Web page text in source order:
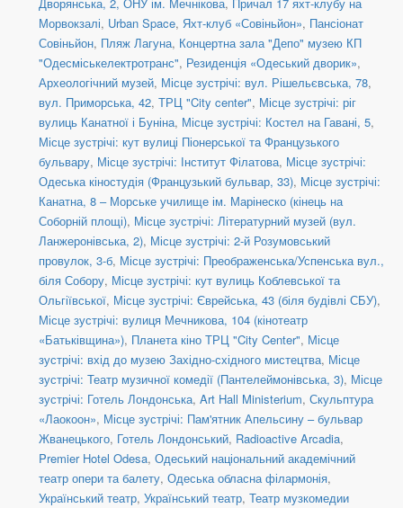
Дворянська, 2, ОНУ ім. Мечнікова, Причал 17 яхт-клубу на
Морвокзалі, Urban Space, Яхт-клуб «Совіньйон», Пансіонат
Совіньйон, Пляж Лагуна, Концертна зала "Депо" музею КП
"Одесміськелектротранс", Резиденція «Одеський дворик»,
Археологічний музей, Місце зустрічі: вул. Рішельєвська, 78,
вул. Приморська, 42, ТРЦ "City center", Місце зустрічі: ріг
вулиць Канатної і Буніна, Місце зустрічі: Костел на Гавані, 5,
Місце зустрічі: кут вулиці Піонерської та Французького
бульвару, Місце зустрічі: Інститут Філатова, Місце зустрічі:
Одеська кіностудія (Французький бульвар, 33), Місце зустрічі:
Канатна, 8 – Морське училище ім. Марінеско (кінець на
Соборній площі), Місце зустрічі: Літературний музей (вул.
Ланжеронівська, 2), Місце зустрічі: 2-й Розумовський
провулок, 3-б, Місце зустрічі: Преображенська/Успенська вул.,
біля Собору, Місце зустрічі: кут вулиць Коблевської та
Ольгіївської, Місце зустрічі: Єврейська, 43 (біля будівлі СБУ),
Місце зустрічі: вулиця Мечникова, 104 (кінотеатр
«Батьківщина»), Планета кіно ТРЦ "City Center", Місце
зустрічі: вхід до музею Західно-східного мистецтва, Місце
зустрічі: Театр музичної комедії (Пантелеймонівська, 3), Місце
зустрічі: Готель Лондонська, Art Hall Ministerium, Скульптура
«Лаокоон», Місце зустрічі: Пам'ятник Апельсину – бульвар
Жванецького, Готель Лондонський, Radioactive Arcadia,
Premier Hotel Odesa, Одеський національний академічний
театр опери та балету, Одеська обласна філармонія,
Український театр, Український театр, Театр музкомедии